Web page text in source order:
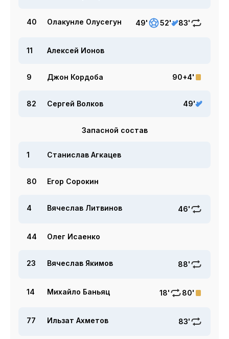
40 Олакунле Олусегун 49' 52' 83'
11 Алексей Ионов
9 Джон Кордоба 90+4'
82 Сергей Волков 49'
Запасной состав
1 Станислав Агкацев
80 Егор Сорокин
4 Вячеслав Литвинов 46'
44 Олег Исаенко
23 Вячеслав Якимов 88'
14 Михайло Баньяц 18' 80'
77 Ильзат Ахметов 83'